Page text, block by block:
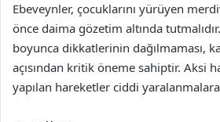
Ebeveynler, çocuklarını yürüyen
önce daima gözetim altında
boyunca dikkatlerinin dağılmaması,
açısından kritik öneme sahiptir. Aksi
yapılan hareketler ciddi